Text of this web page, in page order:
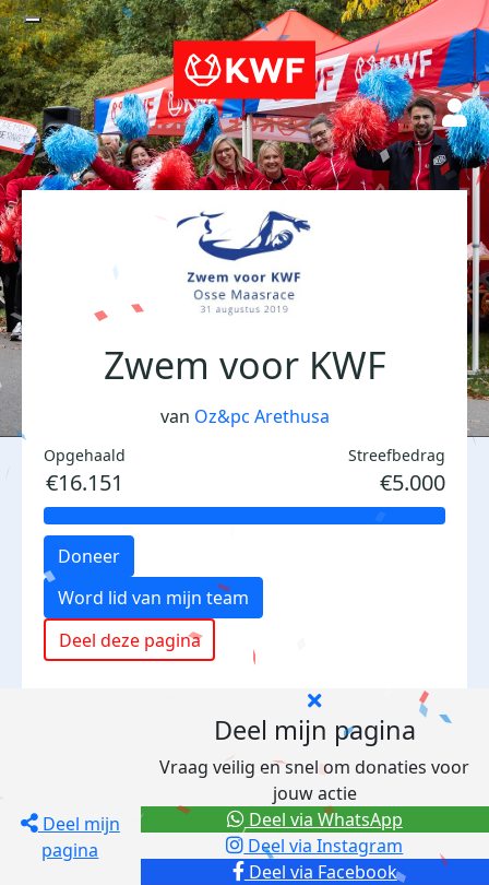
Zwem voor KWF
van Oz&pc Arethusa
Opgehaald
€16.151
Streefbedrag
€5.000
Doneer
Word lid van mijn team
Deel deze pagina
Deel mijn
pagina
Deel mijn pagina
Vraag veilig en snel om donaties voor
jouw actie
Deel via Facebook
Deel via Instagram
Deel via WhatsApp